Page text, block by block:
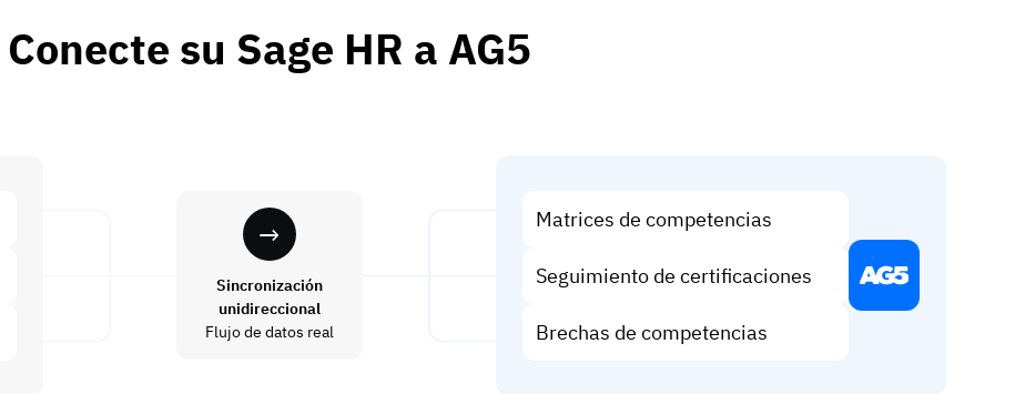
Conecte su Sage HR a AG5
Sincronización
unidireccional
Flujo de datos real
Matrices de competencias
Seguimiento de certificaciones
Brechas de competencias